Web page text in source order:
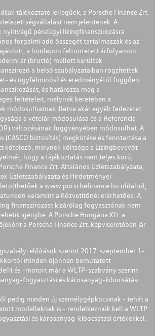
tájékoztató jellegűek, a Porsche Finance Zrt.
nem jelentenek. A
pénzügyi lízingfinanszírozásra
forgalmi adó összegét tartalmazzák és az
a honlapon feltüntetett árfolyamon
ár (bruttó) mellett kerültek
a belső szabályzataiban rögzítettek
és ügyfélminősítés eredményétől függően
és határozza meg a
feltételeit, melynek keretében a
módosulhatnak illetve akár egyéb fedezetet
a vételár módosulása és a Referencia
változásának függvényében módosulhat. A
(CASCO biztosítás) megkötése és fenntartása a
kötelező, melynek költsége a Lízingbevevőt
hogy a tájékoztatás nem teljes körű,
Finance Zrt. Általános Üzletszabályzata,
Üzletszabályzata és Hirdetményei
a www.porschefinance.hu oldalról,
valamint a Közvetítőnél elérhetőek. A
finanszírozást kizárólag fogyasztónak nem
igénybe. A Porsche Hungária Kft. a
a Porsche Finance Zrt. képviseletében jár
előírások szerint 2017. szeptember 1-
minden újonnan bemutatott
és -motort már a WLTP-szabvány szerint
fogyasztási és károsanyag-kibocsátási
pedig minden új személygépkocsinak - tehát a
modelleknek is - rendelkezniük kell a WLTP
és károsanyag-kibocsátási értékekkel.